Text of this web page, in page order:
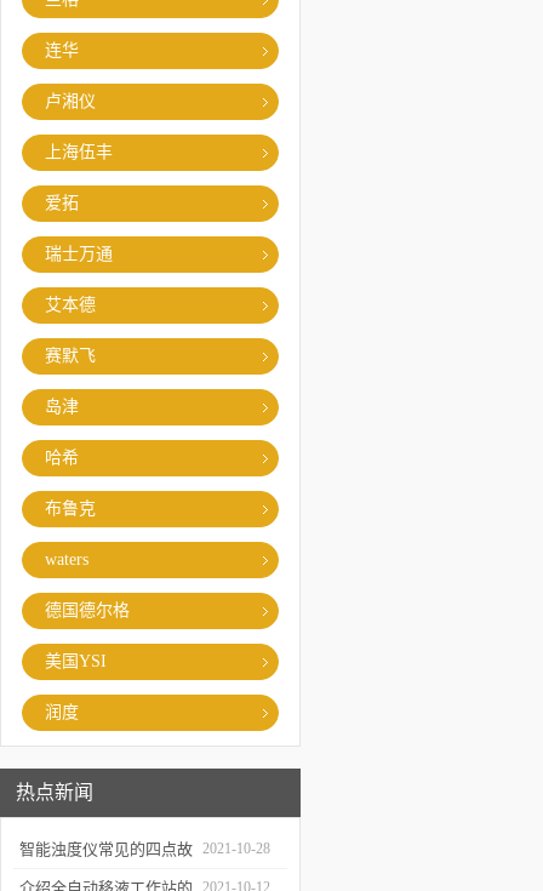
连华
卢湘仪
上海伍丰
爱拓
瑞士万通
艾本德
赛默飞
岛津
哈希
布鲁克
waters
德国德尔格
美国YSI
润度
热点新闻
智能浊度仪常见的四点故
障
2021-10-28
2021-10-12